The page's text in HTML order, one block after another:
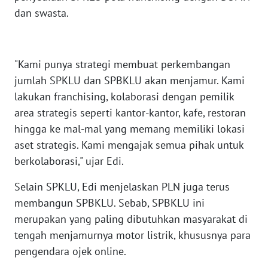
dan swasta.
"Kami punya strategi membuat perkembangan
jumlah SPKLU dan SPBKLU akan menjamur. Kami
lakukan franchising, kolaborasi dengan pemilik
area strategis seperti kantor-kantor, kafe, restoran
hingga ke mal-mal yang memang memiliki lokasi
aset strategis. Kami mengajak semua pihak untuk
berkolaborasi," ujar Edi.
Selain SPKLU, Edi menjelaskan PLN juga terus
membangun SPBKLU. Sebab, SPBKLU ini
merupakan yang paling dibutuhkan masyarakat di
tengah menjamurnya motor listrik, khususnya para
pengendara ojek online.
WN
KALTARA
KALSEL
WN
KALTIM
SULSEL
WN
WN
SULUT